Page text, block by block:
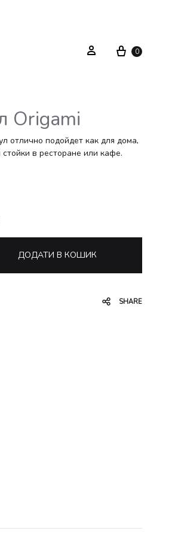
Sign in Cart
0
Origami
отлично подойдет как для дома,
в ресторане или кафе.
ДОДАТИ В КОШИК
SHARE